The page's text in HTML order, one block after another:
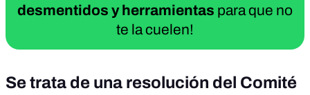
desmentidos y herramientas para que no
te la cuelen!
Se trata de una resolución del Comité